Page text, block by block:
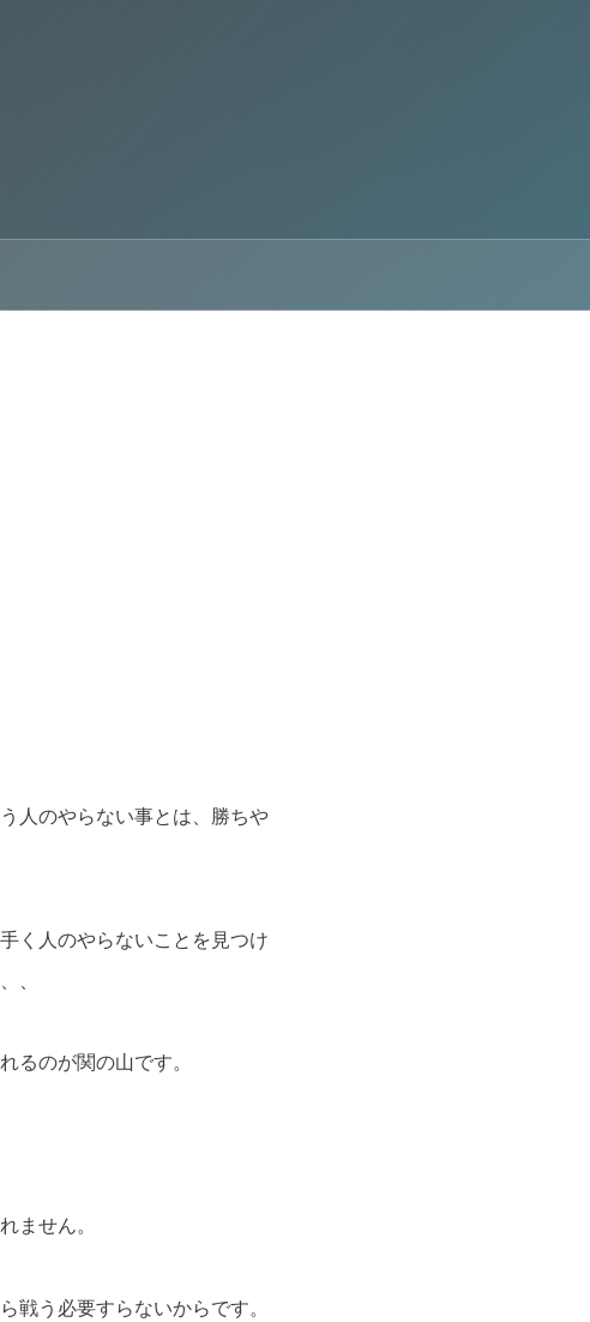
人のやらない事とは、勝ちや
く人のやらないことを見つけ
、
るのが関の山です。
ません。
戦う必要すらないからです。